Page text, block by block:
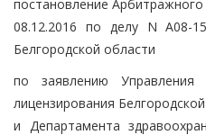
постановление
08.12.2016 по делу N А08-
Белгородской области
по заявлению Управления
лицензирования
и Департамента